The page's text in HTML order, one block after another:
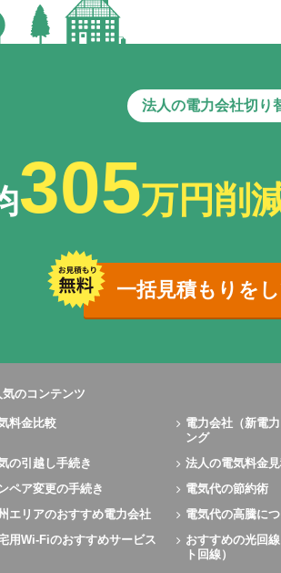
法人の電力会社切り
305万円削
一括見積もりを
気のコンテンツ
料金比較
電力会社（新電
ング
の引越し手続き 法人の電気料金見
ペア変更の手続き
電気代の節約術
エリアのおすすめ電力会社
電気代の高騰に
用Wi-Fiのおすすめサービス
おすすめの光回
ト回線）